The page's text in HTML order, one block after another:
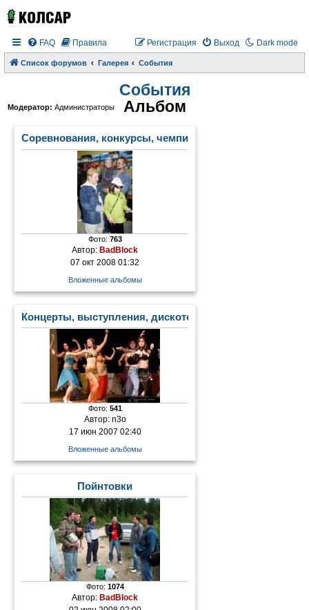
Dark mode
FAQ Правила Выход
Регистрация
Список форумов Галерея События
События
Модератор: Администраторы Альбом
Соревнования, конкурсы, чемпионаты
Фото: 763
Автор:BadBlock
07 окт 2008 01:32
Вложенные альбомы
Концерты, выступления, дискотеки
Фото: 541
Автор: n3o
17 июн 2007 02:40
Вложенные альбомы
Пойнтовки
Фото: 1074
Автор: BadBlock